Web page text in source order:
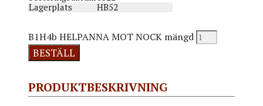
Lagerplats
HB52
B1H4b HELPANNA MOT NOCK mängd
BESTÄLL
PRODUKTBESKRIVNING